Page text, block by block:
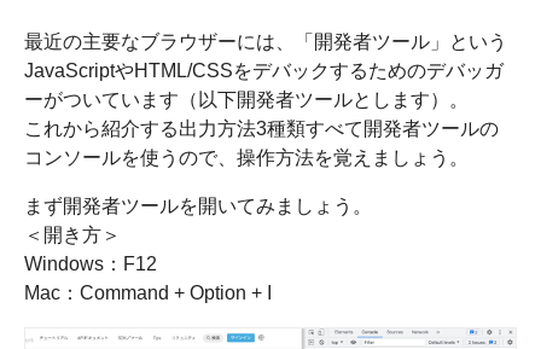
最近の主要なブラウザーには、「開発者ツール」という
JavaScriptやHTML/CSSをデバックするためのデバッガ
ーがついています（以下開発者ツールとします）。
これから紹介する出力方法3種類すべて開発者ツールの
コンソールを使うので、操作方法を覚えましょう。
まず開発者ツールを開いてみましょう。
＜開き方＞
Windows：F12
Mac：Command + Option + I